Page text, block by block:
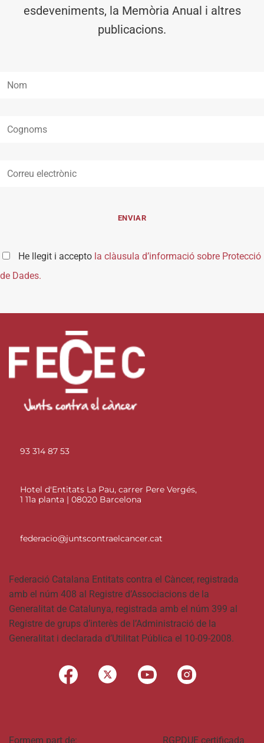
esdeveniments, la Memòria Anual i altres
publicacions.
He llegit i accepto la clàusula d’informació sobre Protecció
de Dades.
93 314 87 53
Hotel d'Entitats La Pau, carrer Pere Vergés,
1 11a planta | 08020 Barcelona
federacio@juntscontraelcancer.cat
Federació Catalana Entitats contra el Càncer, registrada
amb el núm 408 al Registre d’Associacions de la
Generalitat de Catalunya, registrada amb el núm 399 al
Registre de grups d’interès de l’Administració de la
Generalitat i declarada d’Utilitat Pública el 10-09-2008.
Formem part de: RGPDUE certificada